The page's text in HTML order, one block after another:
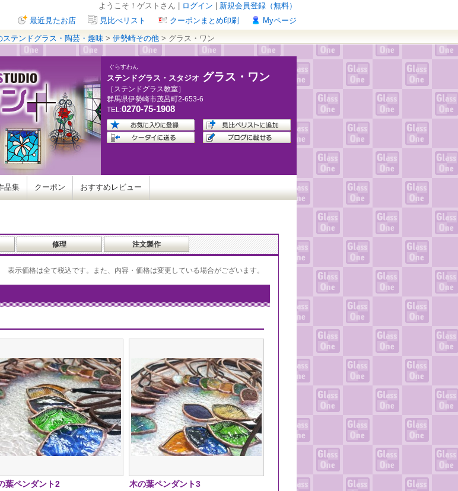
新規会員登録（無料）
ログイン
ようこそ！ゲストさん |
Myページ
クーポンまとめ印刷
見比べリスト
最近見たお店
ステンドグラス・陶芸・趣味 > 伊勢崎その他 > グラス・ワン
ぐらすわん
ステンドグラス・スタジオ グラス・ワン
［ステンドグラス教室］
群馬県伊勢崎市茂呂町2-653-6
TEL:0270-75-1908
品集 クーポン おすすめレビュー
修理 注文製作
表示価格は全て税込です。また、内容・価格は変更している場合がございます。
葉ペンダント2 木の葉ペンダント3